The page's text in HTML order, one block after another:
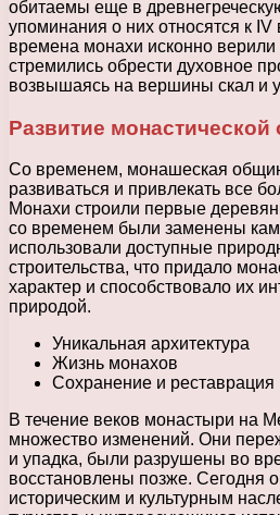
обитаемы еще в
упоминания о них относятся к
времена монахи исконно
стремились обрести духовное
возвышаясь на вершины скал и
Развитие
Со временем, монашеская
развиваться и привлекать все
Монахи строили первые
со временем были заменены
использовали доступные
строительства, что придало
характер и способствовало их
природой.
Уникальная архитектура
Жизнь монахов
Сохранение и реставрация
В течение веков монастыри на
множество изменений. Они
и упадка, были разрушены во
восстановлены позже. Сегодня
историческим и культурным